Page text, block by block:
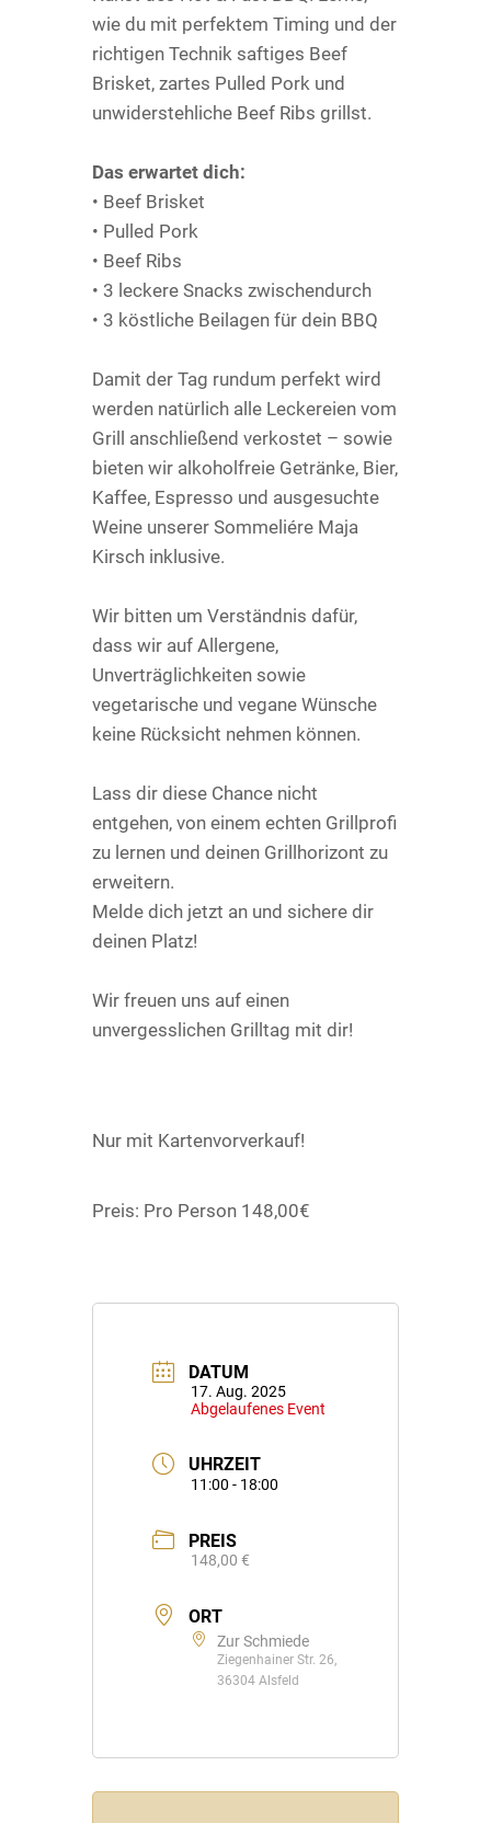
wie du mit perfektem Timing und der
richtigen Technik saftiges Beef
Brisket, zartes Pulled Pork und
unwiderstehliche Beef Ribs grillst.
Das erwartet dich:
• Beef Brisket
• Pulled Pork
• Beef Ribs
• 3 leckere Snacks zwischendurch
• 3 köstliche Beilagen für dein BBQ
Damit der Tag rundum perfekt wird
werden natürlich alle Leckereien vom
Grill anschließend verkostet – sowie
bieten wir alkoholfreie Getränke, Bier,
Kaffee, Espresso und ausgesuchte
Weine unserer Sommeliére Maja
Kirsch inklusive.
Wir bitten um Verständnis dafür,
dass wir auf Allergene,
Unverträglichkeiten sowie
vegetarische und vegane Wünsche
keine Rücksicht nehmen können.
Lass dir diese Chance nicht
entgehen, von einem echten Grillprofi
zu lernen und deinen Grillhorizont zu
erweitern.
Melde dich jetzt an und sichere dir
deinen Platz!
Wir freuen uns auf einen
unvergesslichen Grilltag mit dir!
Nur mit Kartenvorverkauf!
Preis: Pro Person 148,00€
DATUM
17. Aug. 2025
Abgelaufenes Event
UHRZEIT
11:00 - 18:00
PREIS
148,00 €
ORT
Zur Schmiede
Ziegenhainer Str. 26,
36304 Alsfeld